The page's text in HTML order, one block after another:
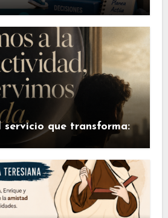
servicio que transforma: